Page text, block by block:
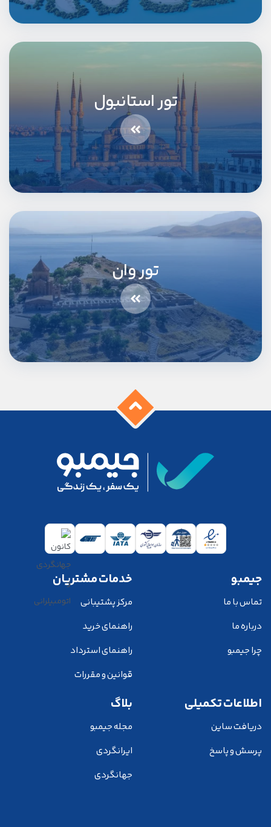
تور استانبول
تور وان
جیمبو
تماس با ما
درباره ما
چرا جیمبو
خدمات مشتریان
مرکز پشتیبانی
راهنمای خرید
راهنمای استرداد
قوانین و مقررات
اطلاعات تکمیلی
دریافت ساین
پرسش و پاسخ
بلاگ
مجله جیمبو
ایرانگردی
جهانگردی